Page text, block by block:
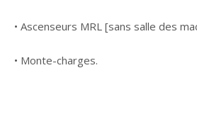
• Ascenseurs MRL [sans salle des
• Monte-charges.